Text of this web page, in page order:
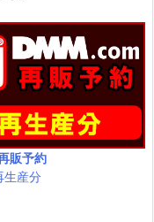
販予約
生産分